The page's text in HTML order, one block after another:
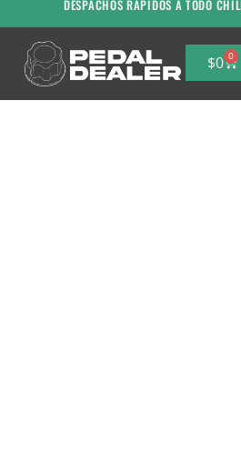
DESPACHOS RAPIDOS A TODO
$0 0